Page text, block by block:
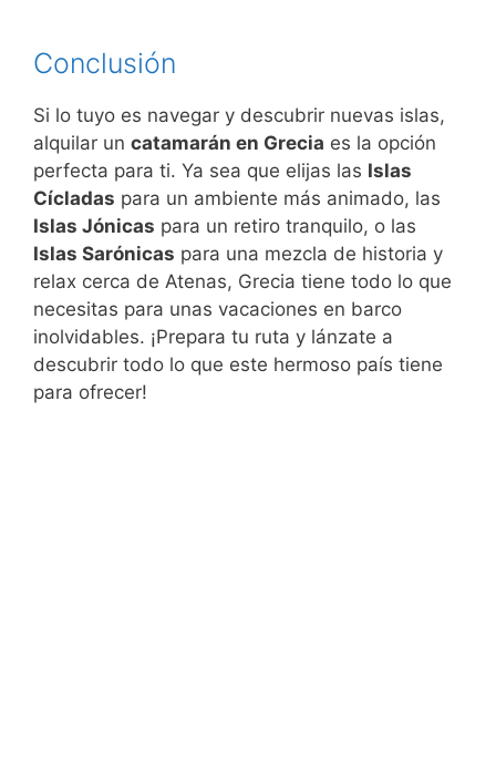
Conclusión
Si lo tuyo es navegar y descubrir nuevas islas,
alquilar un catamarán en Grecia es la opción
perfecta para ti. Ya sea que elijas las Islas
Cícladas para un ambiente más animado, las
Islas Jónicas para un retiro tranquilo, o las
Islas Sarónicas para una mezcla de historia y
relax cerca de Atenas, Grecia tiene todo lo que
necesitas para unas vacaciones en barco
inolvidables. ¡Prepara tu ruta y lánzate a
descubrir todo lo que este hermoso país tiene
para ofrecer!